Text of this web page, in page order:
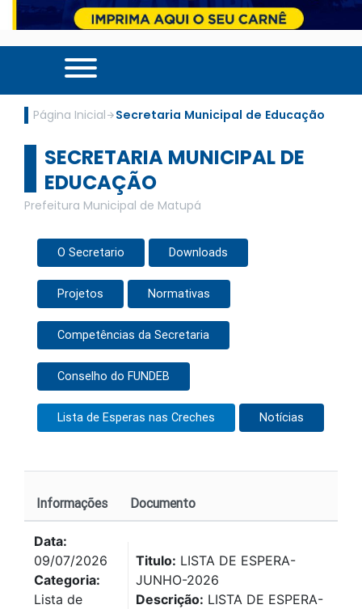
Página Inicial Secretaria Municipal de Educação
SECRETARIA MUNICIPAL DE
EDUCAÇÃO
Prefeitura Municipal de Matupá
O Secretario Downloads
Projetos Normativas
Competências da Secretaria
Conselho do FUNDEB
Lista de Esperas nas Creches Notícias
Informações Documento
Data:
09/07/2026
Categoria:
Lista de
Titulo: LISTA DE ESPERA-
JUNHO-2026
Descrição: LISTA DE ESPERA-